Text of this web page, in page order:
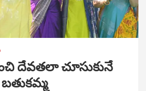
దేవతలా చూసుకునే